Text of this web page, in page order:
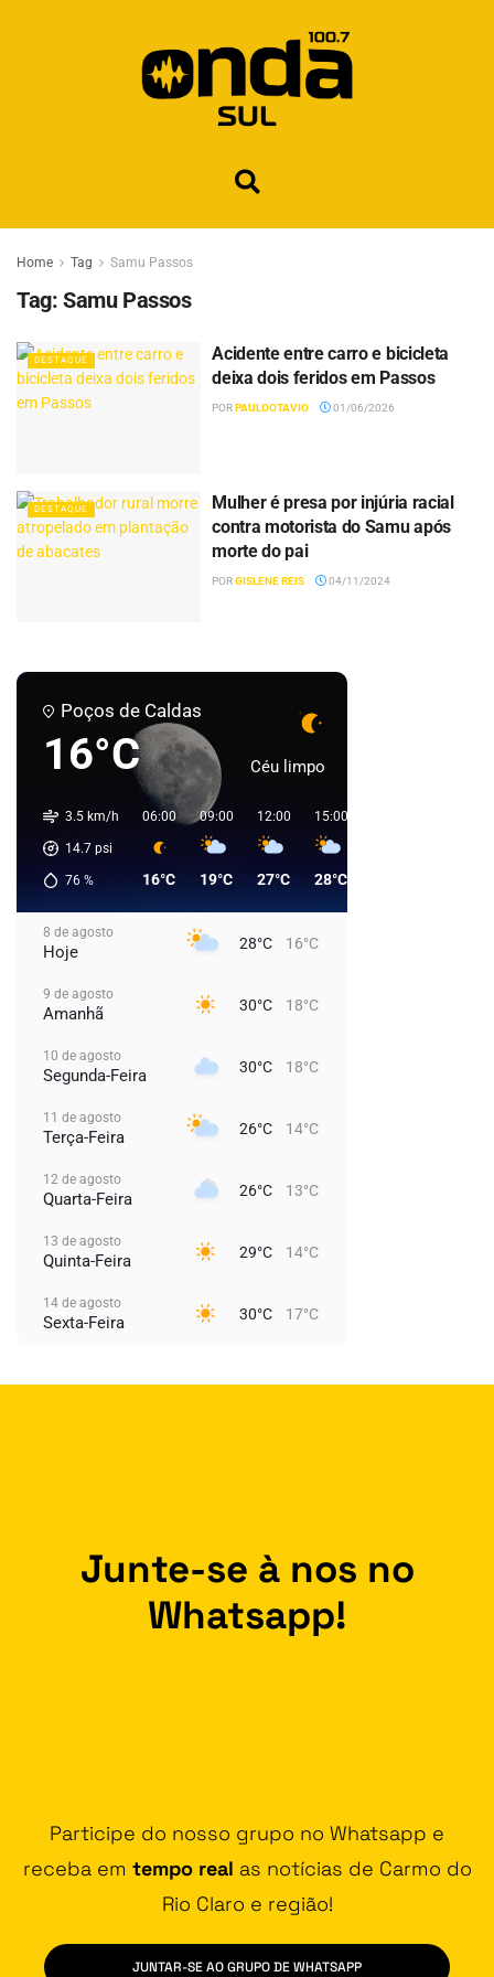
Home Tag Samu Passos
Tag: Samu Passos
DESTAQUE
Acidente entre carro e bicicleta
deixa dois feridos em Passos
PORPAULOOTAVIO 01/06/2026
DESTAQUE
Mulher é presa por injúria racial
contra motorista do Samu após
morte do pai
PORGISLENE REIS 04/11/2024
Poços de Caldas
16°C Céu limpo
3.5 km/h
14.7 psi
76 %
06:00
16°C
09:00
19°C
12:00
27°C
15:00
28°C
8 de agosto
Hoje 28°C 16°C
9 de agosto
Amanhã 30°C 18°C
10 de agosto
Segunda-Feira 30°C 18°C
11 de agosto
Terça-Feira 26°C 14°C
12 de agosto
Quarta-Feira 26°C 13°C
13 de agosto
Quinta-Feira 29°C 14°C
14 de agosto
Sexta-Feira 30°C 17°C
Junte-se à nos no
Whatsapp!
Participe do nosso grupo no Whatsapp e
receba em tempo real as notícias de Carmo do
Rio Claro e região!
JUNTAR-SE AO GRUPO DE WHATSAPP